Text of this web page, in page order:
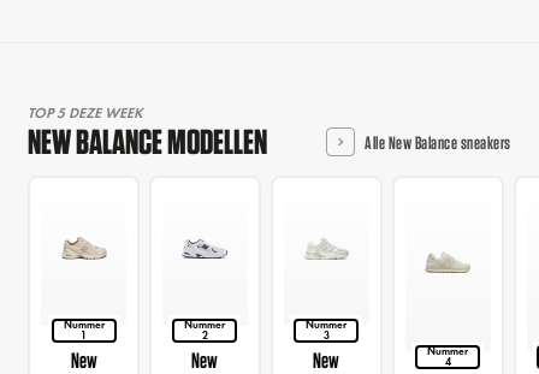
TOP 5 DEZE WEEK
NEW BALANCE MODELLEN Alle New Balance sneakers
Nummer
1
New
Nummer
2
New
Nummer
3
New
Nummer
4